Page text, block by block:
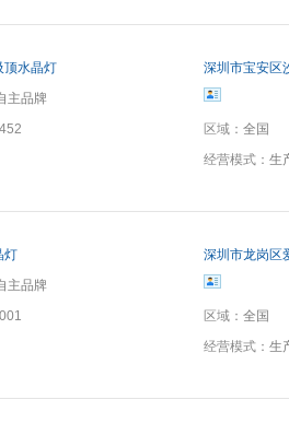
顶水晶灯
主品牌
深圳市宝安区
区域： 全国
经营模式： 生
灯
主品牌
深圳市龙岗区
区域： 全国
经营模式： 生